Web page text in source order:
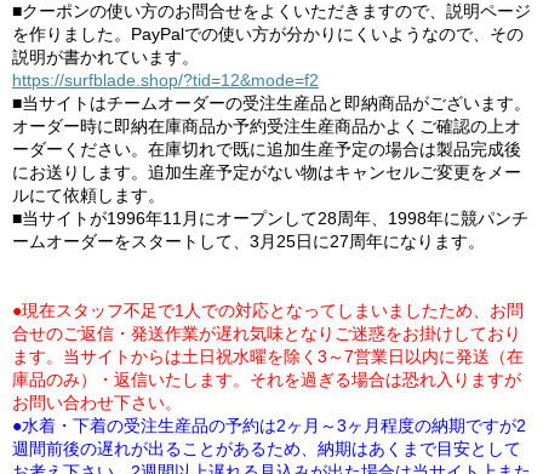
■クーポンの使い方のお問合せをよくいただきますので、説明ページ
を作りました。PayPalでの使い方が分かりにくいようなので、その
説明が書かれています。
https://surfblade.shop/?tid=12&mode=f2
■当サイトはチームオーダーの受注生産品と即納商品がございます。
オーダー時に即納在庫商品か予約受注生産商品かよくご確認の上オ
ーダーください。在庫切れで既に追加生産予定の場合は製品完成後
にお送りします。追加生産予定がない物はキャンセルご変更をメー
ルにて依頼します。
■当サイトが1996年11月にオープンして28周年、1998年に競パンチ
ームオーダーをスタートして、3月25日に27周年になります。
●現在スタッフ不足で1人での対応となってしまいましたため、お問
合せのご返信・発送作業が遅れ気味となりご迷惑をお掛けしており
ます。当サイトからは土日祝水曜を除く3～7営業日以内に発送（在
庫品のみ）・返信いたします。それを過ぎる場合は恐れ入りますが
お問い合わせ下さい。
●水着・下着の受注生産品の予約は2ヶ月～3ヶ月程度の納期ですが2
週間前後の遅れが出ることがあるため、納期はあくまで目安として